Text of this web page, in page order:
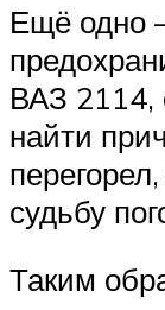
Ещё одно
ВАЗ 2114,
найти
судьбу
Таким